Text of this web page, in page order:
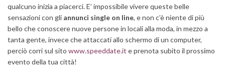
qualcuno inizia a piacerci. E’ impossibile vivere queste belle
sensazioni con gli annunci single on line, e non c’è niente di più
bello che conoscere nuove persone in locali alla moda, in mezzo a
tanta gente, invece che attaccati allo schermo di un computer,
perciò corri sul sito www.speeddate.it e prenota subito il prossimo
evento della tua città!